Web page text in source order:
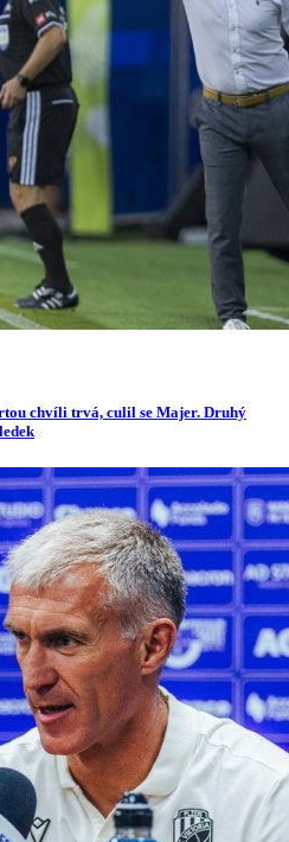
chvíli trvá, culil se Majer. Druhý